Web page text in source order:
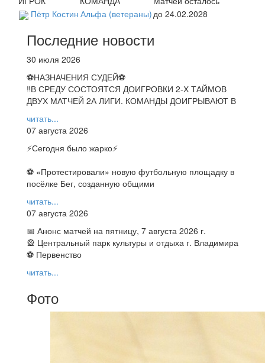
Пётр Костин Альфа (ветераны)до 24.02.2028
Последние новости
30 июля 2026
⚽НАЗНАЧЕНИЯ СУДЕЙ⚽
‼В СРЕДУ СОСТОЯТСЯ ДОИГРОВКИ 2-Х ТАЙМОВ
ДВУХ МАТЧЕЙ 2А ЛИГИ. КОМАНДЫ ДОИГРЫВАЮТ В
читать...
07 августа 2026
⚡️Сегодня было жарко⚡️
⚽ ️«Протестировали» новую футбольную площадку в
посёлке Бег, созданную общими
читать...
07 августа 2026
📅 Анонс матчей на пятницу, 7 августа 2026 г.
🎡 Центральный парк культуры и отдыха г. Владимира
⚽ Первенство
читать...
Фото